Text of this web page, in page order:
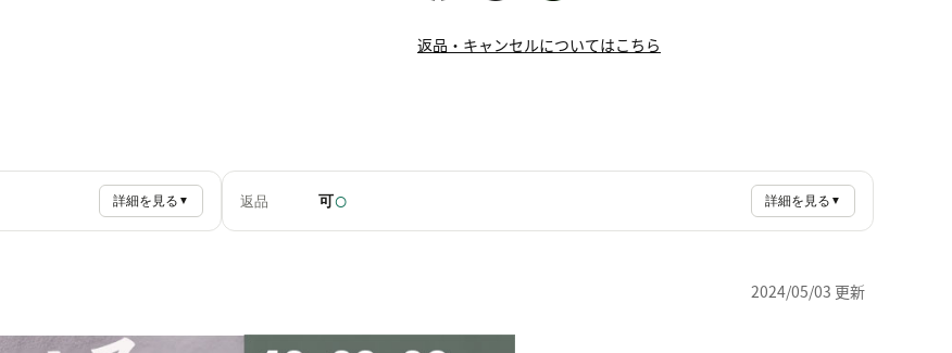
返品・キャンセルについてはこちら
詳細を見る ▼ 返品 可○ 詳細を見る ▼
2024/05/03 更新